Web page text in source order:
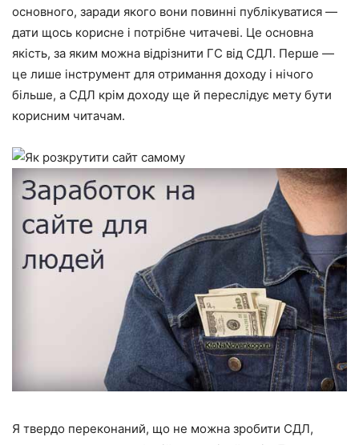
основного, заради якого вони повинні публікуватися —
дати щось корисне і потрібне читачеві. Це основна
якість, за яким можна відрізнити ГС від СДЛ. Перше —
це лише інструмент для отримання доходу і нічого
більше, а СДЛ крім доходу ще й переслідує мету бути
корисним читачам.
Я твердо переконаний, що не можна зробити СДЛ,